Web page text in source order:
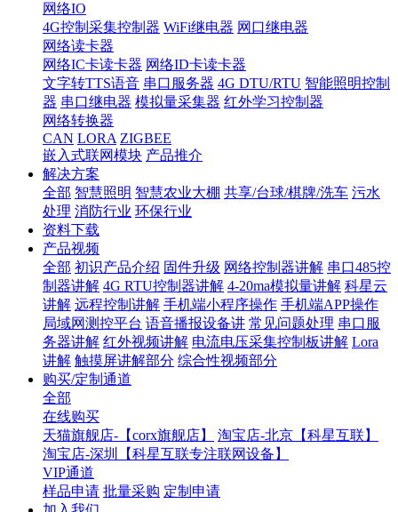
网络IO
4G控制采集控制器 WiFi继电器 网口继电器
网络读卡器
网络IC卡读卡器 网络ID卡读卡器
文字转TTS语音 串口服务器 4G DTU/RTU 智能照明控制
器 串口继电器 模拟量采集器 红外学习控制器
网络转换器
CAN LORA ZIGBEE
嵌入式联网模块 产品推介
解决方案
全部 智慧照明 智慧农业大棚 共享/台球/棋牌/洗车 污水
处理 消防行业 环保行业
资料下载
产品视频
全部 初识产品介绍 固件升级 网络控制器讲解 串口485控
制器讲解 4G RTU控制器讲解 4-20ma模拟量讲解 科星云
讲解 远程控制讲解 手机端小程序操作 手机端APP操作
局域网测控平台 语音播报设备讲 常见问题处理 串口服
务器讲解 红外视频讲解 电流电压采集控制板讲解 Lora
讲解 触摸屏讲解部分 综合性视频部分
购买/定制通道
全部
在线购买
天猫旗舰店-【corx旗舰店】
淘宝店-北京【科星互联】
淘宝店-深圳【科星互联专注联网设备】
VIP通道
样品申请 批量采购 定制申请